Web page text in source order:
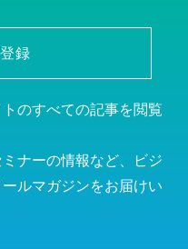
録
のすべての記事を閲覧
ナーの情報など、ビジ
ルマガジンをお届けい